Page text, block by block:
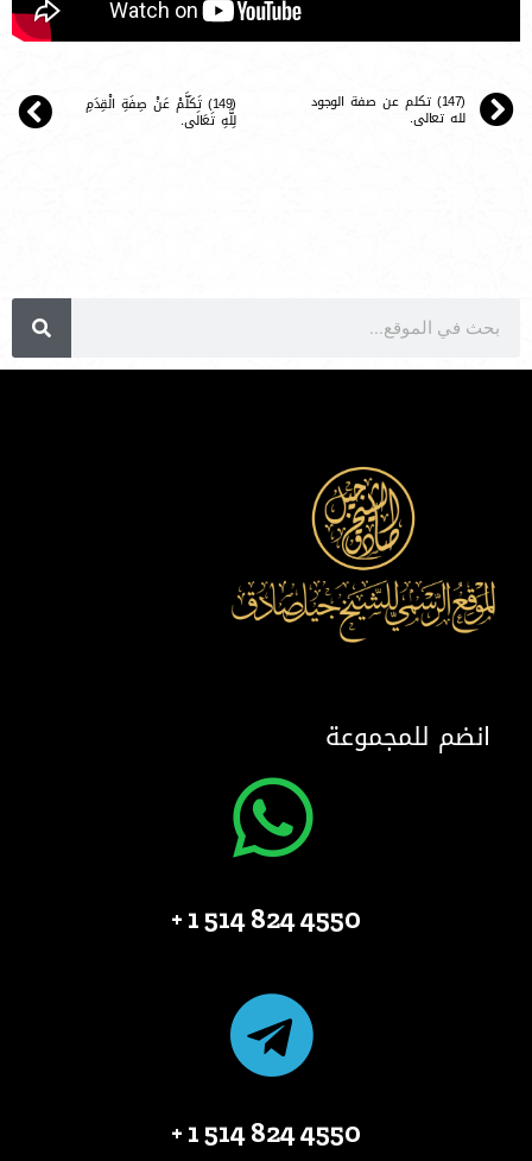
(147) تكلم عن صفة الوجود
لله تعالى.
(149) تَكَلَّمْ عَنْ صِفَةِ الْقِدَمِ
لِلَّهِ تَعَالَى.
انضم للمجموعة
4550 824 514 1 +
4550 824 514 1 +